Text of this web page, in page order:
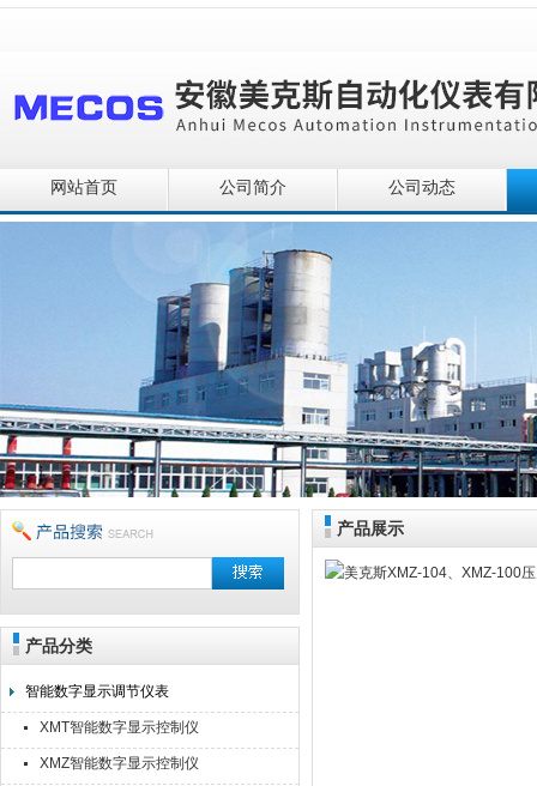
安徽美克斯自动化仪表有限公司
网站首页 公司简介 公司动态
产品分类
智能数字显示调节仪表
XMT智能数字显示控制仪
XMZ智能数字显示控制仪
产品展示